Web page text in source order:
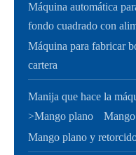
Máquina automática
fondo cuadrado con
Máquina para fabricar
cartera
Manija que hace la
>Mango plano
Mango plano y